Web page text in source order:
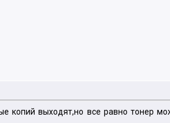
копий выходят,но все равно тонер